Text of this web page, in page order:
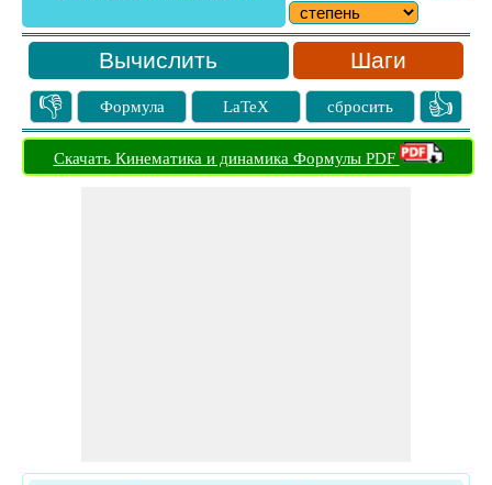
Шаги
👎 Формула LaTeX сбросить 👍
Скачать Кинематика и динамика Формулы PDF